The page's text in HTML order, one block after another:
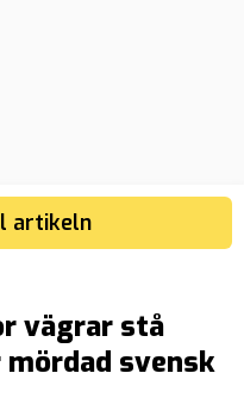
artikeln
vägrar stå
svensk